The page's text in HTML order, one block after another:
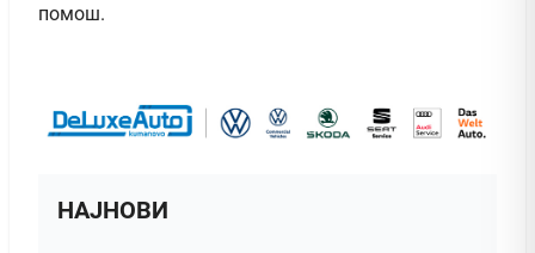
помош.
НАЈНОВИ